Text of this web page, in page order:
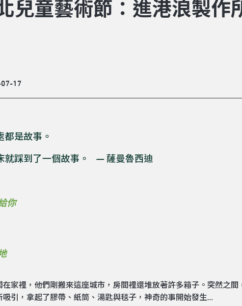
兒童藝術節：進港浪製作
17
都是故事。
就踩到了一個故事。 — 薩曼魯西迪
你
家裡，他們剛搬來這座城市，房間裡還堆放著許多箱子。突然之間
吸引，拿起了膠帶、紙筒、湯匙與毯子，神奇的事開始發生…